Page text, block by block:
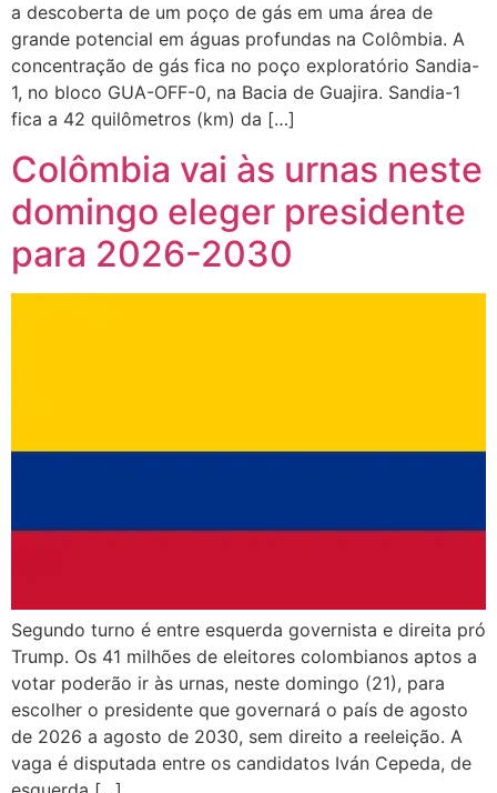
a descoberta de um poço de gás em uma área de
grande potencial em águas profundas na Colômbia. A
concentração de gás fica no poço exploratório Sandia-
1, no bloco GUA-OFF-0, na Bacia de Guajira. Sandia-1
fica a 42 quilômetros (km) da […]
Colômbia vai às urnas neste
domingo eleger presidente
para 2026-2030
Segundo turno é entre esquerda governista e direita pró
Trump. Os 41 milhões de eleitores colombianos aptos a
votar poderão ir às urnas, neste domingo (21), para
escolher o presidente que governará o país de agosto
de 2026 a agosto de 2030, sem direito a reeleição. A
vaga é disputada entre os candidatos Iván Cepeda, de